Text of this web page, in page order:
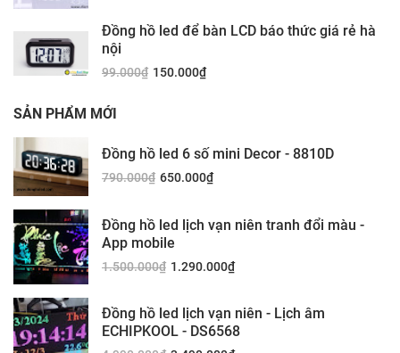
Đồng hồ led để bàn LCD báo thức giá rẻ hà
nội
99.000₫ 150.000₫
SẢN PHẨM MỚI
Đồng hồ led 6 số mini Decor - 8810D
790.000₫ 650.000₫
Đồng hồ led lịch vạn niên tranh đổi màu -
App mobile
1.500.000₫ 1.290.000₫
Đồng hồ led lịch vạn niên - Lịch âm
ECHIPKOOL - DS6568